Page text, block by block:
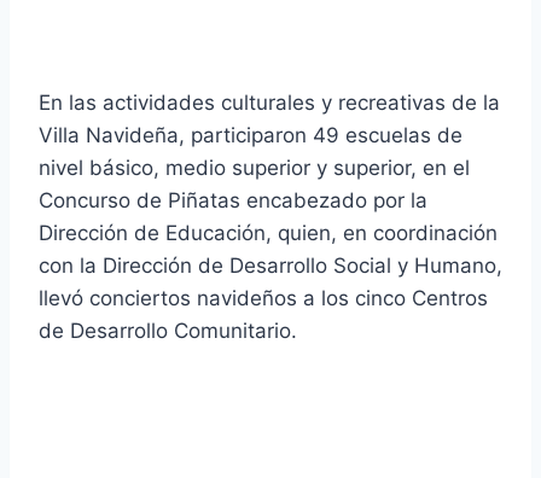
En las actividades culturales y recreativas de la
Villa Navideña, participaron 49 escuelas de
nivel básico, medio superior y superior, en el
Concurso de Piñatas encabezado por la
Dirección de Educación, quien, en coordinación
con la Dirección de Desarrollo Social y Humano,
llevó conciertos navideños a los cinco Centros
de Desarrollo Comunitario.